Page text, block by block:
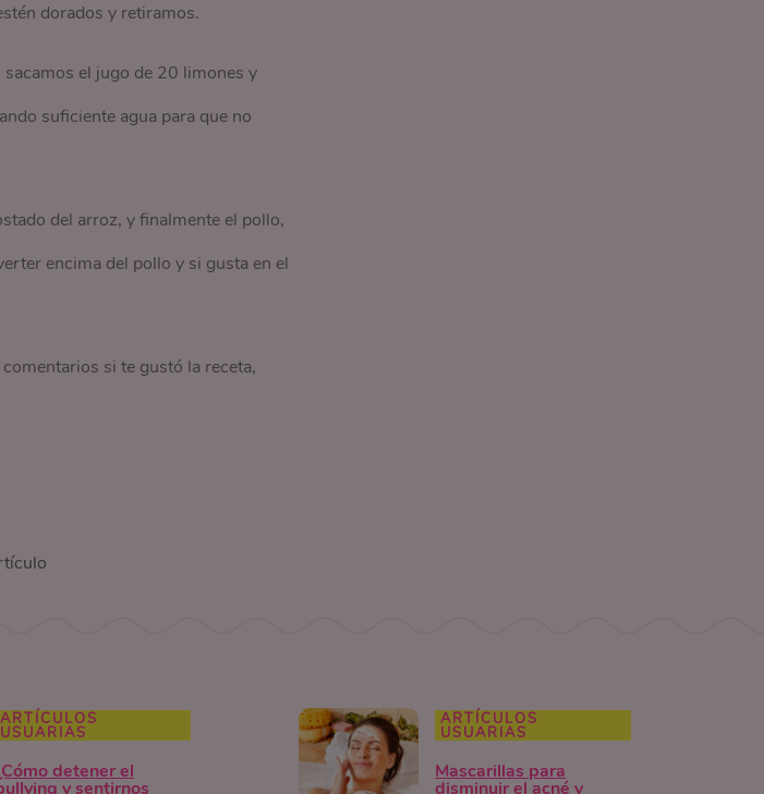
dorados y retiramos.
el jugo de 20 limones y
suficiente agua para que no
del arroz, y finalmente el pollo,
encima del pollo y si gusta en el
si te gustó la receta,
ARTÍCULOS
USUARIAS
detener el
y sentirnos
ARTÍCULOS
USUARIAS
Mascarillas para
disminuir el acné y